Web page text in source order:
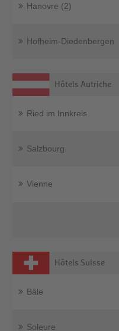
Hanovre (2)
Hofheim-Diedenbergen
Hôtels Autriche
Ried im Innkreis
Salzbourg
Vienne
Hôtels Suisse
Bâle
Soleure